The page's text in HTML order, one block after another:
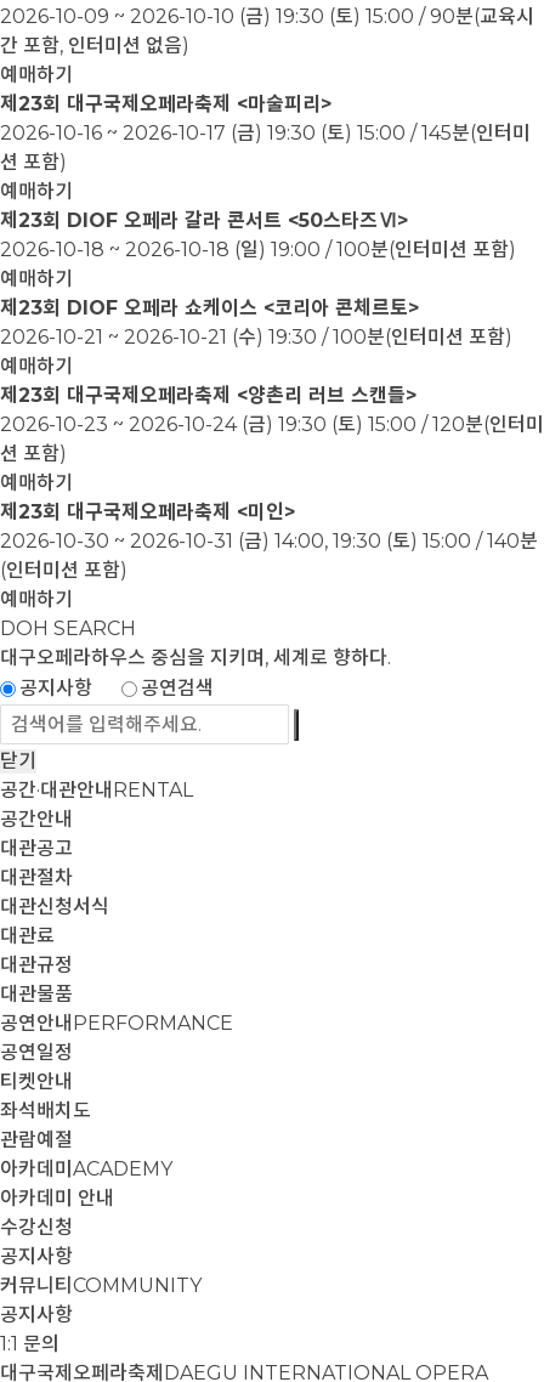
2026-10-09 ~ 2026-10-10 (금) 19:30 (토) 15:00 / 90분(교육시
간 포함, 인터미션 없음)
예매하기
제23회 대구국제오페라축제 <마술피리>
2026-10-16 ~ 2026-10-17 (금) 19:30 (토) 15:00 / 145분(인터미
션 포함)
예매하기
제23회 DIOF 오페라 갈라 콘서트 <50스타즈Ⅵ>
2026-10-18 ~ 2026-10-18 (일) 19:00 / 100분(인터미션 포함)
예매하기
제23회 DIOF 오페라 쇼케이스 <코리아 콘체르토>
2026-10-21 ~ 2026-10-21 (수) 19:30 / 100분(인터미션 포함)
예매하기
제23회 대구국제오페라축제 <양촌리 러브 스캔들>
2026-10-23 ~ 2026-10-24 (금) 19:30 (토) 15:00 / 120분(인터미
션 포함)
예매하기
제23회 대구국제오페라축제 <미인>
2026-10-30 ~ 2026-10-31 (금) 14:00, 19:30 (토) 15:00 / 140분
(인터미션 포함)
예매하기
DOH SEARCH
대구오페라하우스 중심을 지키며, 세계로 향하다.
공지사항
공연검색
닫기
공간·대관안내 RENTAL
공간안내
대관공고
대관절차
대관신청서식
대관료
대관규정
대관물품
공연안내 PERFORMANCE
공연일정
티켓안내
좌석배치도
관람예절
아카데미 ACADEMY
아카데미 안내
수강신청
공지사항
커뮤니티 COMMUNITY
공지사항
1:1 문의
대구국제오페라축제 DAEGU INTERNATIONAL OPERA